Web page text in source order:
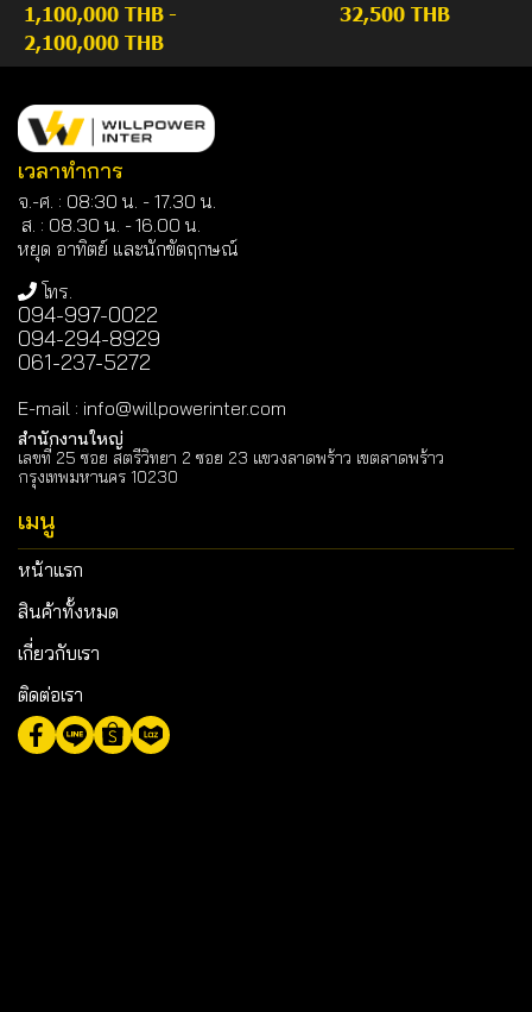
1,100,000 THB -
2,100,000 THB
32,500 THB
เวลาทำการ
จ.-ศ. : 08:30 น. - 17.30 น.
ส. : 08.30 น. -16.00 น.
หยุด อาทิตย์ และนักขัตฤกษณ์
โทร.
094-997-0022
094-294-8929
061-237-5272
E-mail : info@willpowerinter.com
สำนักงานใหญ่
เลขที่ 25 ซอย สตรีวิทยา 2 ซอย 23 แขวงลาดพร้าว เขตลาดพร้าว
กรุงเทพมหานคร 10230
เมนู
หน้าแรก
สินค้าทั้งหมด
เกี่ยวกับเรา
ติดต่อเรา